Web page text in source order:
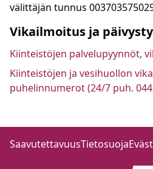
välittäjän tunnus
Vikailmoitus ja
Kiinteistöjen palvelupyynnöt,
Kiinteistöjen ja vesihuollon
puhelinnumerot (24/7 puh. 044
SaavutettavuusTietosuoja